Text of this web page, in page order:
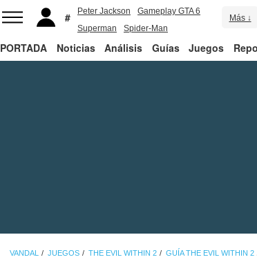
Peter Jackson
Gameplay GTA 6
Superman
Spider-Man
Más ↓
PORTADA Noticias Análisis Guías Juegos
VANDAL JUEGOS THE EVIL WITHIN 2 GUÍA THE EVIL WITHIN 2